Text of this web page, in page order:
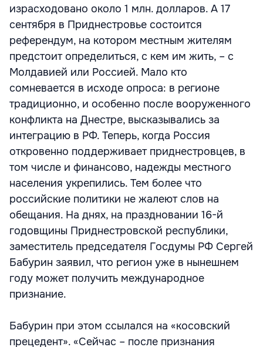
израсходовано около 1 млн. долларов. А 17
сентября в Приднестровье состоится
референдум, на котором местным жителям
предстоит определиться, с кем им жить, – с
Молдавией или Россией. Мало кто
сомневается в исходе опроса: в регионе
традиционно, и особенно после вооруженного
конфликта на Днестре, высказывались за
интеграцию в РФ. Теперь, когда Россия
откровенно поддерживает приднестровцев, в
том числе и финансово, надежды местного
населения укрепились. Тем более что
российские политики не жалеют слов на
обещания. На днях, на праздновании 16-й
годовщины Приднестровской республики,
заместитель председателя Госдумы РФ Сергей
Бабурин заявил, что регион уже в нынешнем
году может получить международное
признание.
Бабурин при этом ссылался на «косовский
прецедент». «Сейчас – после признания